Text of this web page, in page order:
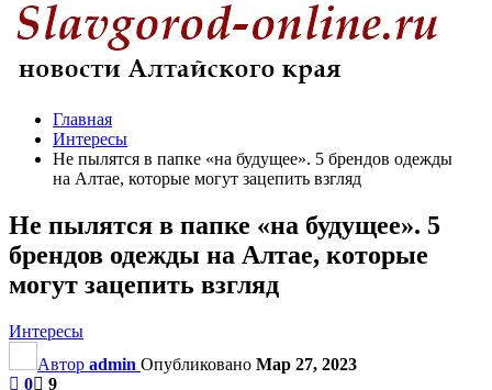
Главная
Интересы
Не пылятся в папке «на будущее». 5 брендов одежды
на Алтае, которые могут зацепить взгляд
Не пылятся в папке «на будущее». 5
брендов одежды на Алтае, которые
могут зацепить взгляд
Интересы
Автор admin Опубликовано Мар 27, 2023
0
9